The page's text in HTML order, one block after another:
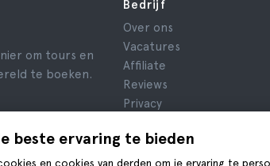
beste ervaring te bieden
en cookies van derden om je ervaring te
om tours en
te boeken.
Bedrijf
Over ons
Vacatures
Affiliate
Reviews
Privacy
Juridische kennisgeving
Cookies